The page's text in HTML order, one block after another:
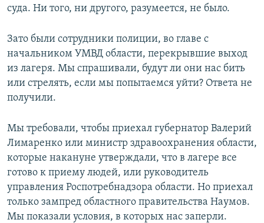
суда. Ни того, ни другого, разумеется, не было.
Зато были сотрудники полиции, во главе с
начальником УМВД области, перекрывшие выход
из лагеря. Мы спрашивали, будут ли они нас бить
или стрелять, если мы попытаемся уйти? Ответа не
получили.
Мы требовали, чтобы приехал губернатор Валерий
Лимаренко или министр здравоохранения области,
которые накануне утверждали, что в лагере все
готово к приему людей, или руководитель
управления Роспотребнадзора области. Но приехал
только зампред областного правительства Наумов.
Мы показали условия, в которых нас заперли.